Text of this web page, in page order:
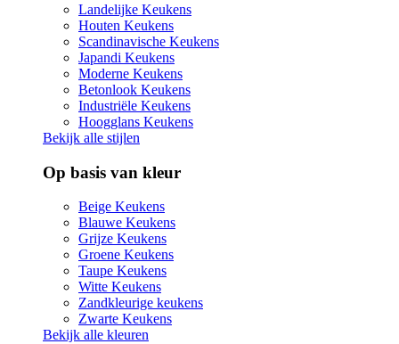
Landelijke Keukens
Houten Keukens
Scandinavische Keukens
Japandi Keukens
Moderne Keukens
Betonlook Keukens
Industriële Keukens
Hoogglans Keukens
Bekijk alle stijlen
Op basis van kleur
Beige Keukens
Blauwe Keukens
Grijze Keukens
Groene Keukens
Taupe Keukens
Witte Keukens
Zandkleurige keukens
Zwarte Keukens
Bekijk alle kleuren